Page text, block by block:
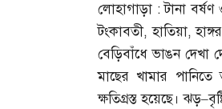
লোহাগাড়া :টানা
টংকাবতী,হাতিয়া,
বেড়িবাঁধে ভাঙন দেখা
মাছের খামার
ক্ষতিগ্রস্ত হয়েছে। ঝড়–